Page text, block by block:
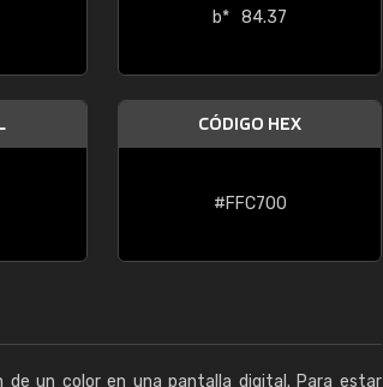
b* 84.37
CÓDIGO HEX
#FFC700
de un color en una pantalla digital. Para estar